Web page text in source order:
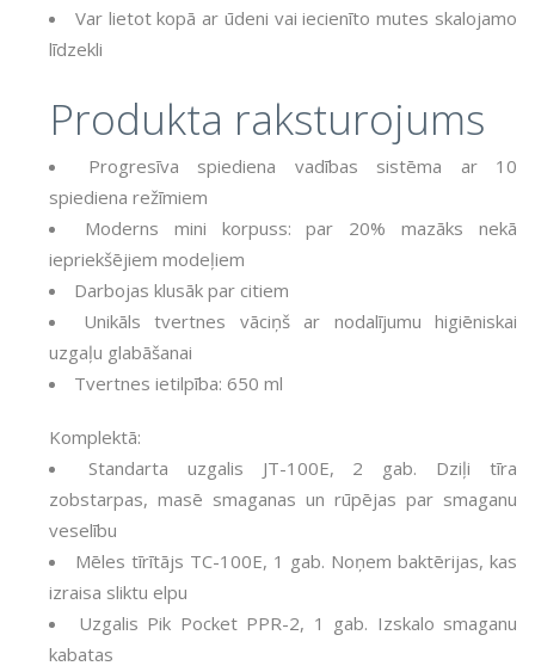
Var lietot kopā ar ūdeni vai iecienīto mutes skalojamo
līdzekli
Produkta raksturojums
Progresīva spiediena vadības sistēma ar 10
spiediena režīmiem
Moderns mini korpuss: par 20% mazāks nekā
iepriekšējiem modeļiem
Darbojas klusāk par citiem
Unikāls tvertnes vāciņš ar nodalījumu higiēniskai
uzgaļu glabāšanai
Tvertnes ietilpība: 650 ml
Komplektā:
Standarta uzgalis JT-100E, 2 gab. Dziļi tīra
zobstarpas, masē smaganas un rūpējas par smaganu
veselību
Mēles tīrītājs TC-100E, 1 gab. Noņem baktērijas, kas
izraisa sliktu elpu
Uzgalis Pik Pocket PPR-2, 1 gab. Izskalo smaganu
kabatas